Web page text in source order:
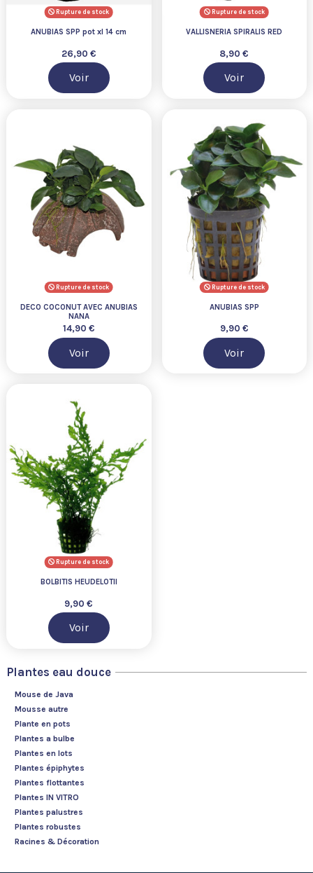
Rupture de stock
ANUBIAS SPP pot xl 14 cm
26,90 €
Voir
Rupture de stock
VALLISNERIA SPIRALIS RED
8,90 €
Voir
Rupture de stock
DECO COCONUT AVEC ANUBIAS
NANA
14,90 €
Voir
Rupture de stock
ANUBIAS SPP
9,90 €
Voir
Rupture de stock
BOLBITIS HEUDELOTII
9,90 €
Voir
Plantes eau douce
Mouse de Java
Mousse autre
Plante en pots
Plantes a bulbe
Plantes en lots
Plantes épiphytes
Plantes flottantes
Plantes IN VITRO
Plantes palustres
Plantes robustes
Racines & Décoration